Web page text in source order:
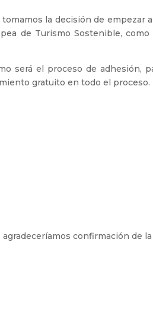
la decisión de empezar
de Turismo Sostenible,
será el proceso de adhesión,
gratuito en todo el proceso.
confirmación de la